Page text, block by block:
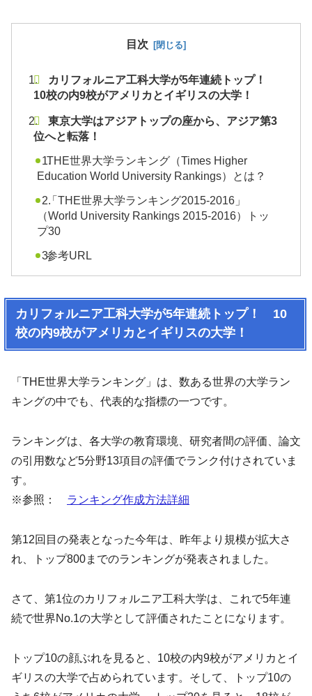
目次
カリフォルニア工科大学が5年連続トップ！
10校の内9校がアメリカとイギリスの大学！
東京大学はアジアトップの座から、アジア第3
位へと転落！
THE世界大学ランキング（Times Higher
Education World University Rankings）とは？
「THE世界大学ランキング2015-2016」
（World University Rankings 2015-2016）トッ
プ30
参考URL
カリフォルニア工科大学が5年連続トップ！ 10
校の内9校がアメリカとイギリスの大学！
「THE世界大学ランキング」は、数ある世界の大学ラン
キングの中でも、代表的な指標の一つです。
ランキングは、各大学の教育環境、研究者間の評価、論文
の引用数など5分野13項目の評価でランク付けされていま
す。
※参照： ランキング作成方法詳細
第12回目の発表となった今年は、昨年より規模が拡大さ
れ、トップ800までのランキングが発表されました。
さて、第1位のカリフォルニア工科大学は、これで5年連
続で世界No.1の大学として評価されたことになります。
トップ10の顔ぶれを見ると、10校の内9校がアメリカとイ
ギリスの大学で占められています。そして、トップ10の